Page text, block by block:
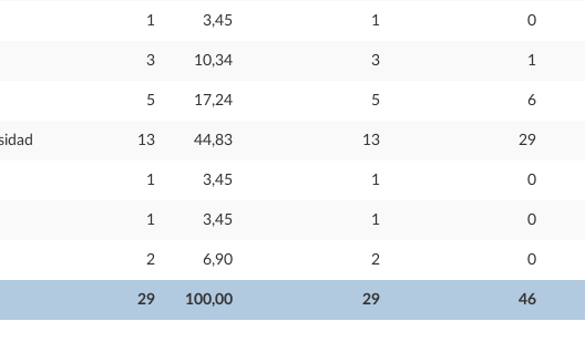
29 100,00 29 46
1 3,45 1 0
3 10,34 3 1
5 17,24 5 6
13 44,83 13 29
1 3,45 1 0
1 3,45 1 0
2 6,90 2 0